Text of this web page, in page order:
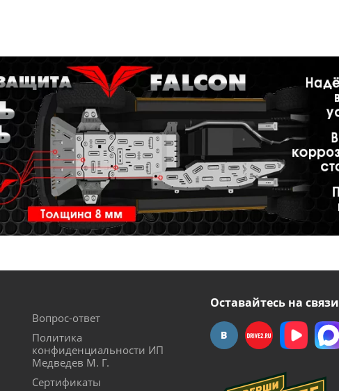
Вопрос-ответ
Политика
конфиденциальности ИП
Медведев М. Г.
Сертификаты
Оставайтесь на связи